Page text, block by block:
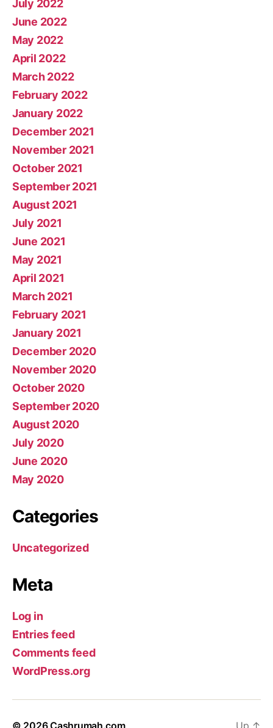
July 2022
June 2022
May 2022
April 2022
March 2022
February 2022
January 2022
December 2021
November 2021
October 2021
September 2021
August 2021
July 2021
June 2021
May 2021
April 2021
March 2021
February 2021
January 2021
December 2020
November 2020
October 2020
September 2020
August 2020
July 2020
June 2020
May 2020
Categories
Uncategorized
Meta
Log in
Entries feed
Comments feed
WordPress.org
© 2026Cashrumah.com Up ↑